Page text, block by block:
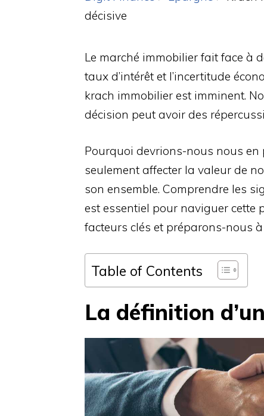
décisive
Le marché immobilier fait face à
taux d’intérêt et l’incertitude
krach immobilier est imminent.
décision peut avoir des
Pourquoi devrions-nous nous
seulement affecter la valeur de
son ensemble. Comprendre les
est essentiel pour naviguer cette
facteurs clés et préparons-nous
Table of Contents
La définition